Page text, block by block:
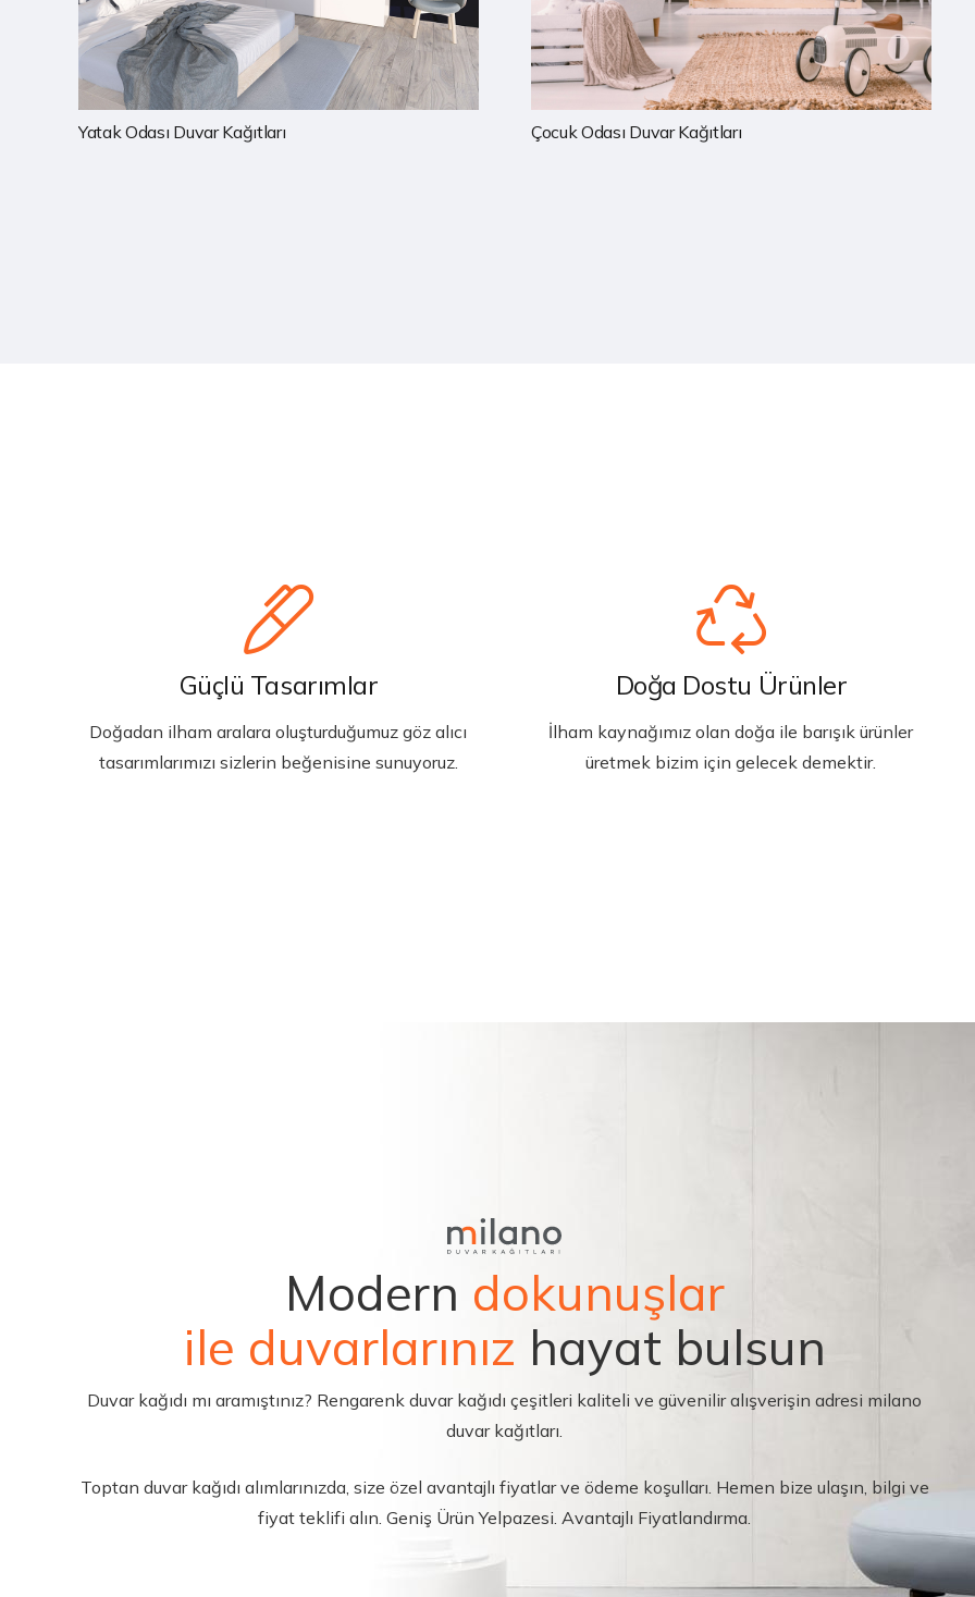
Çocuk Odası Duvar Kağıtları Mutfak Duvar Kağıtları
Güçlü Tasarımlar
Doğadan ilham aralara oluşturduğumuz göz alıcı
tasarımlarımızı sizlerin beğenisine sunuyoruz.
Doğa Dostu Ürünler
İlham kaynağımız olan doğa ile barışık ürünler
üretmek bizim için gelecek demektir.
Modern dokunuşlar
ile duvarlarınız hayat bulsun
Duvar kağıdı mı aramıştınız? Rengarenk duvar kağıdı çeşitleri kaliteli ve güvenilir alışverişin adresi milano
duvar kağıtları.
Toptan duvar kağıdı alımlarınızda, size özel avantajlı fiyatlar ve ödeme koşulları. Hemen bize ulaşın, bilgi ve
fiyat teklifi alın. Geniş Ürün Yelpazesi. Avantajlı Fiyatlandırma.